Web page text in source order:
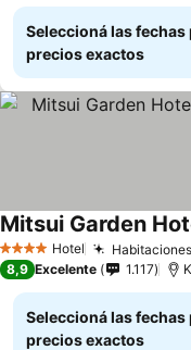
Seleccioná las fechas
precios exactos
4 EstrellasHotel
8,9 Excelente 1.117
Seleccioná las fechas
precios exactos